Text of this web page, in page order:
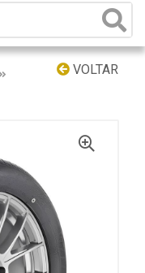
VOLTAR